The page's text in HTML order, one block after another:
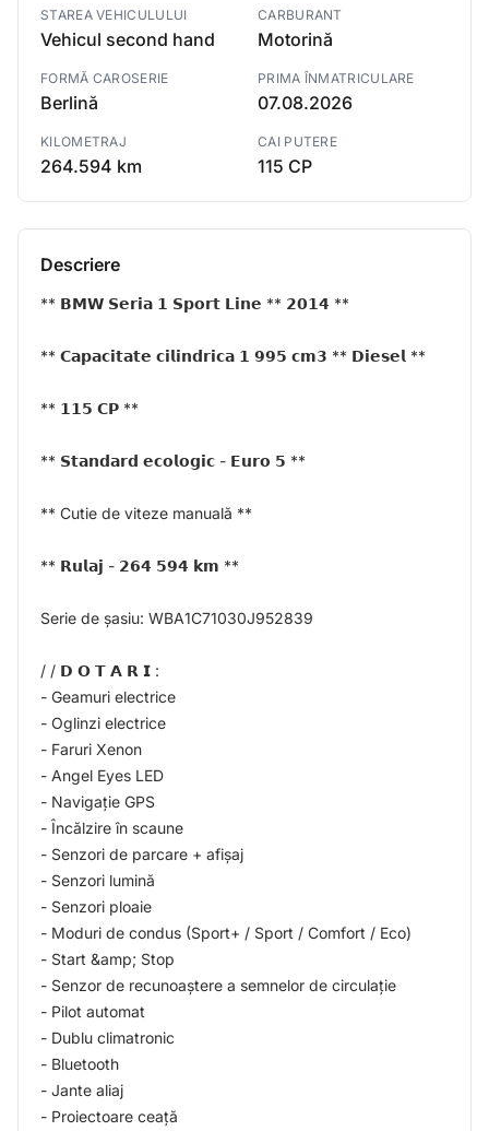
STAREA VEHICULULUI
Vehicul second hand
CARBURANT
Motorină
FORMĂ CAROSERIE
Berlină
PRIMA ÎNMATRICULARE
07.08.2026
KILOMETRAJ
264.594 km
CAI PUTERE
115 CP
Descriere
** 𝗕𝗠𝗪 𝗦𝗲𝗿𝗶𝗮 𝟭 𝗦𝗽𝗼𝗿𝘁 𝗟𝗶𝗻𝗲 ** 𝟮𝟬𝟭𝟰 **
** 𝗖𝗮𝗽𝗮𝗰𝗶𝘁𝗮𝘁𝗲 𝗰𝗶𝗹𝗶𝗻𝗱𝗿𝗶𝗰𝗮 𝟭 𝟵𝟵𝟱 𝗰𝗺𝟯 ** 𝗗𝗶𝗲𝘀𝗲𝗹 **
** 𝟭𝟭𝟱 𝗖𝗣 **
** 𝗦𝘁𝗮𝗻𝗱𝗮𝗿𝗱 𝗲𝗰𝗼𝗹𝗼𝗴𝗶𝗰 - 𝗘𝘂𝗿𝗼 𝟱 **
** Cutie de viteze manuală **
** 𝗥𝘂𝗹𝗮𝗷 - 𝟮𝟲𝟰 𝟱𝟵𝟰 𝗸𝗺 **
Serie de șasiu: WBA1C71030J952839
/ / 𝗗 𝗢 𝗧 𝗔 𝗥 𝗜 :
- Geamuri electrice
- Oglinzi electrice
- Faruri Xenon
- Angel Eyes LED
- Navigație GPS
- Încălzire în scaune
- Senzori de parcare + afișaj
- Senzori lumină
- Senzori ploaie
- Moduri de condus (Sport+ / Sport / Comfort / Eco)
- Start &amp; Stop
- Senzor de recunoaștere a semnelor de circulație
- Pilot automat
- Dublu climatronic
- Bluetooth
- Jante aliaj
- Proiectoare ceață